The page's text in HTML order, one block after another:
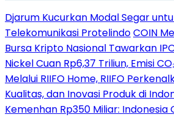
Djarum Kucurkan Modal Segar
Telekomunikasi ProtelindoCOIN
Bursa Kripto Nasional Tawarkan
Nickel Cuan Rp6,37 Triliun, Emisi
Melalui RIIFO Home, RIIFO
Kualitas, dan Inovasi Produk di
Kemenhan Rp350 Miliar: Indonesia